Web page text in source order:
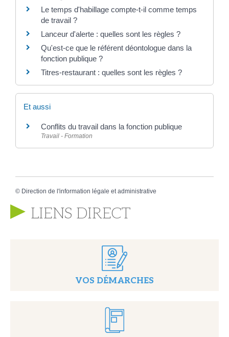
Le temps d'habillage compte-t-il comme temps
de travail ?
Lanceur d'alerte : quelles sont les règles ?
Qu'est-ce que le référent déontologue dans la
fonction publique ?
Titres-restaurant : quelles sont les règles ?
Et aussi
Conflits du travail dans la fonction publique
Travail - Formation
© Direction de l'information légale et administrative
LIENS DIRECT
VOS DÉMARCHES